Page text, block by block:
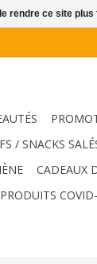
/ SNACKS
CADEAUX
PRODUITS
rendre ce site